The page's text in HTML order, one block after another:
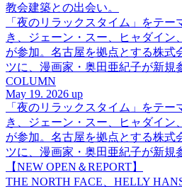
教会建築との出会い。
「夜のリラックスタイム」をテ
き、ジェーン・スー、ヒャダイン
が参加。名古屋を拠点とする株式
ツに、漫画家・奥田亜紀子が新規
COLUMN
May 19. 2026 up
「夜のリラックスタイム」をテ
き、ジェーン・スー、ヒャダイン
が参加。名古屋を拠点とする株式
ツに、漫画家・奥田亜紀子が新規
【NEW OPEN＆REPORT】
THE NORTH FACE、HELLY